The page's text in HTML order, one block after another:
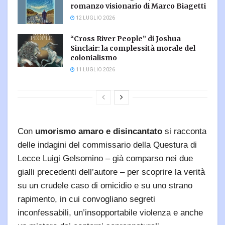
romanzo visionario di Marco Biagetti
12 LUGLIO 2026
“Cross River People” di Joshua
Sinclair: la complessità morale del
colonialismo
11 LUGLIO 2026
Con umorismo amaro e disincantato si racconta
delle indagini del commissario della Questura di
Lecce Luigi Gelsomino – già comparso nei due
gialli precedenti dell’autore – per scoprire la verità
su un crudele caso di omicidio e su uno strano
rapimento, in cui convogliano segreti
inconfessabili, un’insopportabile violenza e anche